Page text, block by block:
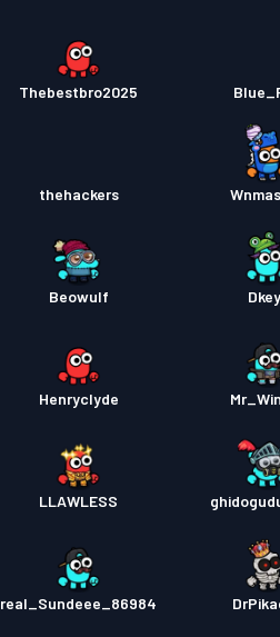
Thebestbro2025
thehackers
Beowulf
Henryclyde
LLAWLESS
real_Sundeee_86984